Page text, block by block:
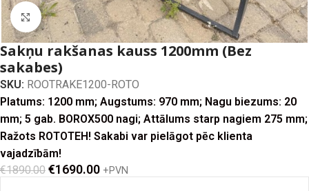
Click to enlarge
Sakņu rakšanas kauss 1200mm (Bez
sakabes)
SKU: ROOTRAKE1200-ROTO
Platums: 1200 mm; Augstums: 970 mm; Nagu biezums: 20
mm; 5 gab. BOROX500 nagi; Attālums starp nagiem 275 mm;
Ražots ROTOTEH! Sakabi var pielāgot pēc klienta
vajadzībām!
€1890.00 €1690.00 +PVN